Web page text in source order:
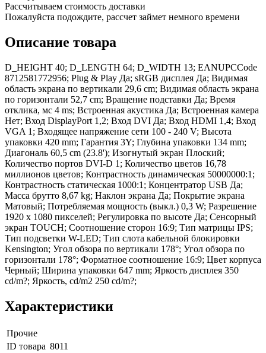
Рассчитываем стоимость доставки
Пожалуйста подождите, рассчет займет немного времени
Описание товара
D_HEIGHT 40; D_LENGTH 64; D_WIDTH 13; EANUPCCode
8712581772956; Plug & Play Да; sRGB дисплея Да; Видимая
область экрана по вертикали 29,6 cm; Видимая область экрана
по горизонтали 52,7 cm; Вращение подставки Да; Время
отклика, мс 4 ms; Встроенная акустика Да; Встроенная камера
Нет; Вход DisplayPort 1,2; Вход DVI Да; Вход HDMI 1,4; Вход
VGA 1; Входящее напряжение сети 100 - 240 V; Высота
упаковки 420 mm; Гарантия 3Y; Глубина упаковки 134 mm;
Диагональ 60,5 cm (23.8'); Изогнутый экран Плоский;
Количество портов DVI-D 1; Количество цветов 16,78
миллионов цветов; Контрастность динамическая 50000000:1;
Контрастность статическая 1000:1; Концентратор USB Да;
Масса брутто 8,67 kg; Наклон экрана Да; Покрытие экрана
Матовый; Потребляемая мощность (выкл.) 0,3 W; Разрешение
1920 x 1080 пикселей; Регулировка по высоте Да; Сенсорный
экран TOUCH; Соотношение сторон 16:9; Тип матрицы IPS;
Тип подсветки W-LED; Тип слота кабельной блокировки
Kensington; Угол обзора по вертикали 178°; Угол обзора по
горизонтали 178°; Форматное соотношение 16:9; Цвет корпуса
Черный; Ширина упаковки 647 mm; Яркость дисплея 350
cd/m?; Яркость, cd/m2 250 cd/m?;
Характеристики
Прочие
ID товара 8011